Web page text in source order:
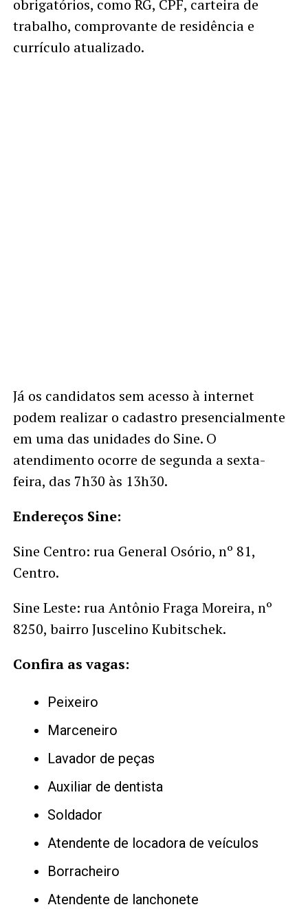
obrigatórios, como RG, CPF, carteira de
trabalho, comprovante de residência e
currículo atualizado.
Já os candidatos sem acesso à internet
podem realizar o cadastro presencialmente
em uma das unidades do Sine. O
atendimento ocorre de segunda a sexta-
feira, das 7h30 às 13h30.
Endereços Sine:
Sine Centro: rua General Osório, nº 81,
Centro.
Sine Leste: rua Antônio Fraga Moreira, nº
8250, bairro Juscelino Kubitschek.
Confira as vagas:
Peixeiro
Marceneiro
Lavador de peças
Auxiliar de dentista
Soldador
Atendente de locadora de veículos
Borracheiro
Atendente de lanchonete